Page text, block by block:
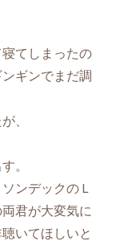
てしまったの
ギンでまだ調
、
。
ンデックのＬ
君が大変気に
いてほしいと